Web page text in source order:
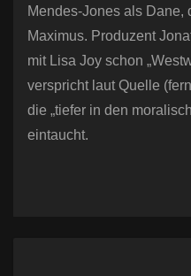
Mendes-Jones als Dane,
Maximus. Produzent
mit Lisa Joy schon
verspricht laut Quelle
die „tiefer in den
eintaucht.